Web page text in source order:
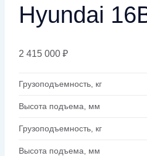
Hyundai
2 415 000 ₽
Грузоподъемность, кг
Высота подъема, мм
Грузоподъемность, кг
Высота подъема, мм